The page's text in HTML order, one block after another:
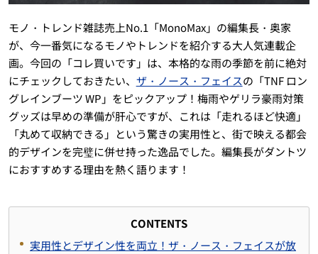
モノ・トレンド雑誌売上No.1「MonoMax」の編集長・奥家
が、今一番気になるモノやトレンドを紹介する大人気連載企
画。今回の「コレ買いです」は、本格的な雨の季節を前に絶対
にチェックしておきたい、 ザ・ノース・フェイスの「TNF ロン
グレインブーツ WP」をピックアップ！梅雨やゲリラ豪雨対策
グッズは早めの準備が肝心ですが、これは「走れるほど快適」
「丸めて収納できる」という驚きの実用性と、街で映える都会
的デザインを完璧に併せ持った逸品でした。編集長がダントツ
におすすめする理由を熱く語ります！
CONTENTS
実用性とデザイン性を両立！ザ・ノース・フェイスが放